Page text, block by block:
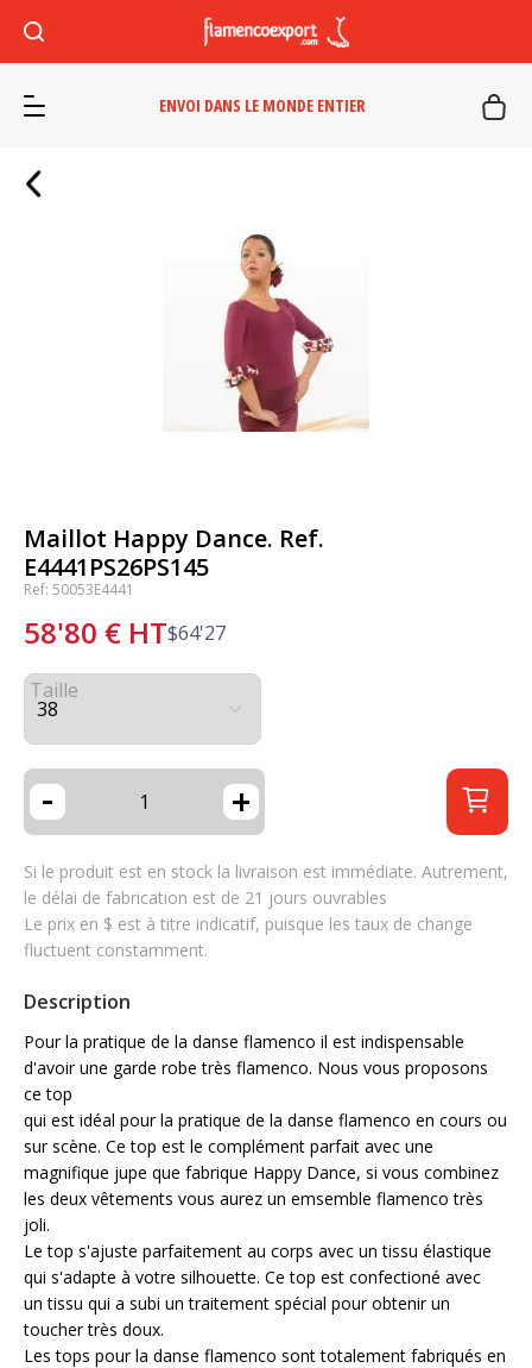
ENVOI DANS LE MONDE ENTIER
Maillot Happy Dance. Ref.
E4441PS26PS145
Ref: 50053E4441
58'80 € HT$64'27
Taille
- +
Si le produit est en stock la livraison est immédiate. Autrement,
le délai de fabrication est de 21 jours ouvrables
Le prix en $ est à titre indicatif, puisque les taux de change
fluctuent constamment.
Description
Pour la pratique de la danse flamenco il est indispensable
d'avoir une garde robe très flamenco. Nous vous proposons
ce top
qui est idéal pour la pratique de la danse flamenco en cours ou
sur scène. Ce top est le complément parfait avec une
magnifique jupe que fabrique Happy Dance, si vous combinez
les deux vêtements vous aurez un emsemble flamenco très
joli.
Le top s'ajuste parfaitement au corps avec un tissu élastique
qui s'adapte à votre silhouette. Ce top est confectioné avec
un tissu qui a subi un traitement spécial pour obtenir un
toucher très doux.
Les tops pour la danse flamenco sont totalement fabriqués en